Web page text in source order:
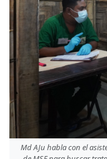
Md AJu habla con el